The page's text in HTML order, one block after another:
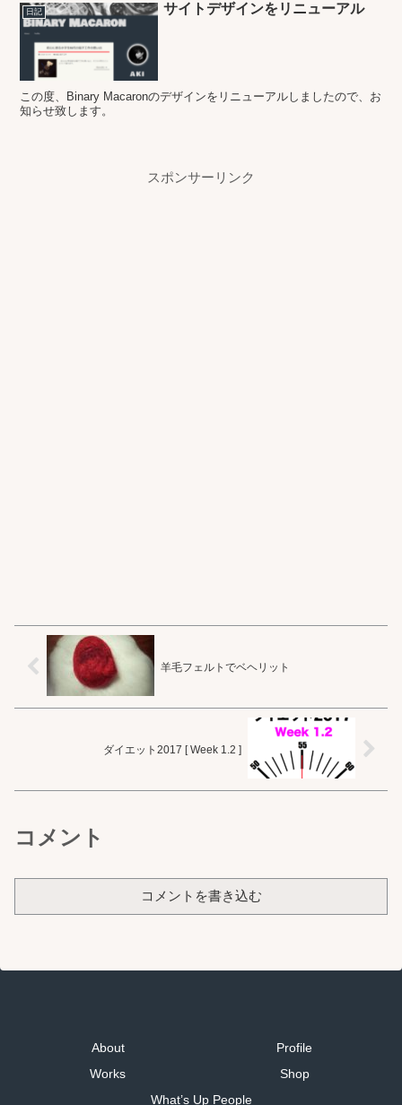
日記 サイトデザインをリニューアル
この度、Binary Macaronのデザインをリニューアルしましたので、お
知らせ致します。
スポンサーリンク
羊毛フェルトでベヘリット
ダイエット2017 [ Week 1.2 ]
コメント
コメントを書き込む
About
Profile
Works
Shop
What’s Up People